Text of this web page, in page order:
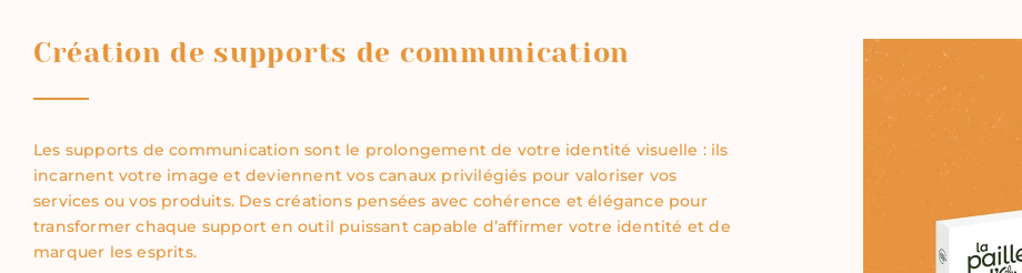
Création de supports de communication
Les supports de communication sont le prolongement de votre identité visuelle : ils
incarnent votre image et deviennent vos canaux privilégiés pour valoriser vos
services ou vos produits. Des créations pensées avec cohérence et élégance pour
transformer chaque support en outil puissant capable d’affirmer votre identité et de
marquer les esprits.